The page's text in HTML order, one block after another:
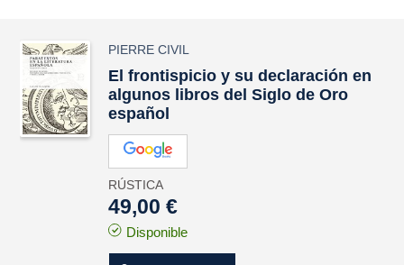
PIERRE CIVIL
El frontispicio y su declaración en
algunos libros del Siglo de Oro
español
RÚSTICA
49,00 €
Disponible